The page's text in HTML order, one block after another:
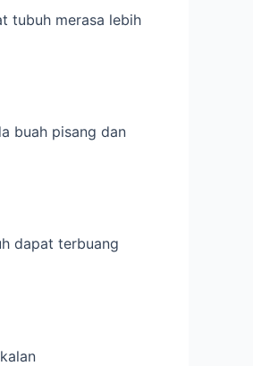
tubuh merasa lebih
buah pisang dan
dapat terbuang